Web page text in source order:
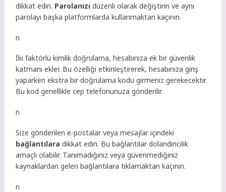
dikkat edin. Parolanızı düzenli olarak değiştirin ve aynı
parolayı başka platformlarda kullanmaktan kaçının.
n
İki faktörlü kimlik doğrulama, hesabınıza ek bir güvenlik
katmanı ekler. Bu özelliği etkinleştirerek, hesabınıza giriş
yaparken ekstra bir doğrulama kodu girmeniz gerekecektir.
Bu kod genellikle cep telefonunuza gönderilir.
n
Size gönderilen e-postalar veya mesajlar içindeki
bağlantılara dikkat edin. Bu bağlantılar dolandırıcılık
amaçlı olabilir. Tanımadığınız veya güvenmediğiniz
kaynaklardan gelen bağlantılara tıklamaktan kaçının.
n